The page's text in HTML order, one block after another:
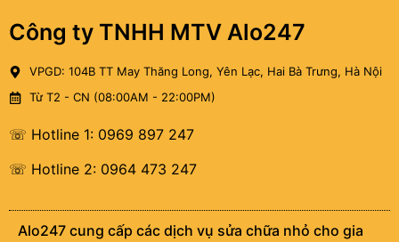
Công ty TNHH MTV Alo247
VPGD: 104B TT May Thăng Long, Yên Lạc, Hai Bà Trưng, Hà Nội
Từ T2 - CN (08:00AM - 22:00PM)
☏ Hotline 1: 0969 897 247
☏ Hotline 2: 0964 473 247
Alo247 cung cấp các dịch vụ sửa chữa nhỏ cho gia